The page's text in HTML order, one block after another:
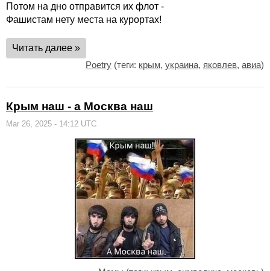
Потом на дно отправится их флот -
Фашистам нету места на курортах!
Читать далее »
Poetry (теги: крым, украина, яковлев, авиа)
Крым наш - а Москва наш
Mar 26, 2025 - 14:12 UTC